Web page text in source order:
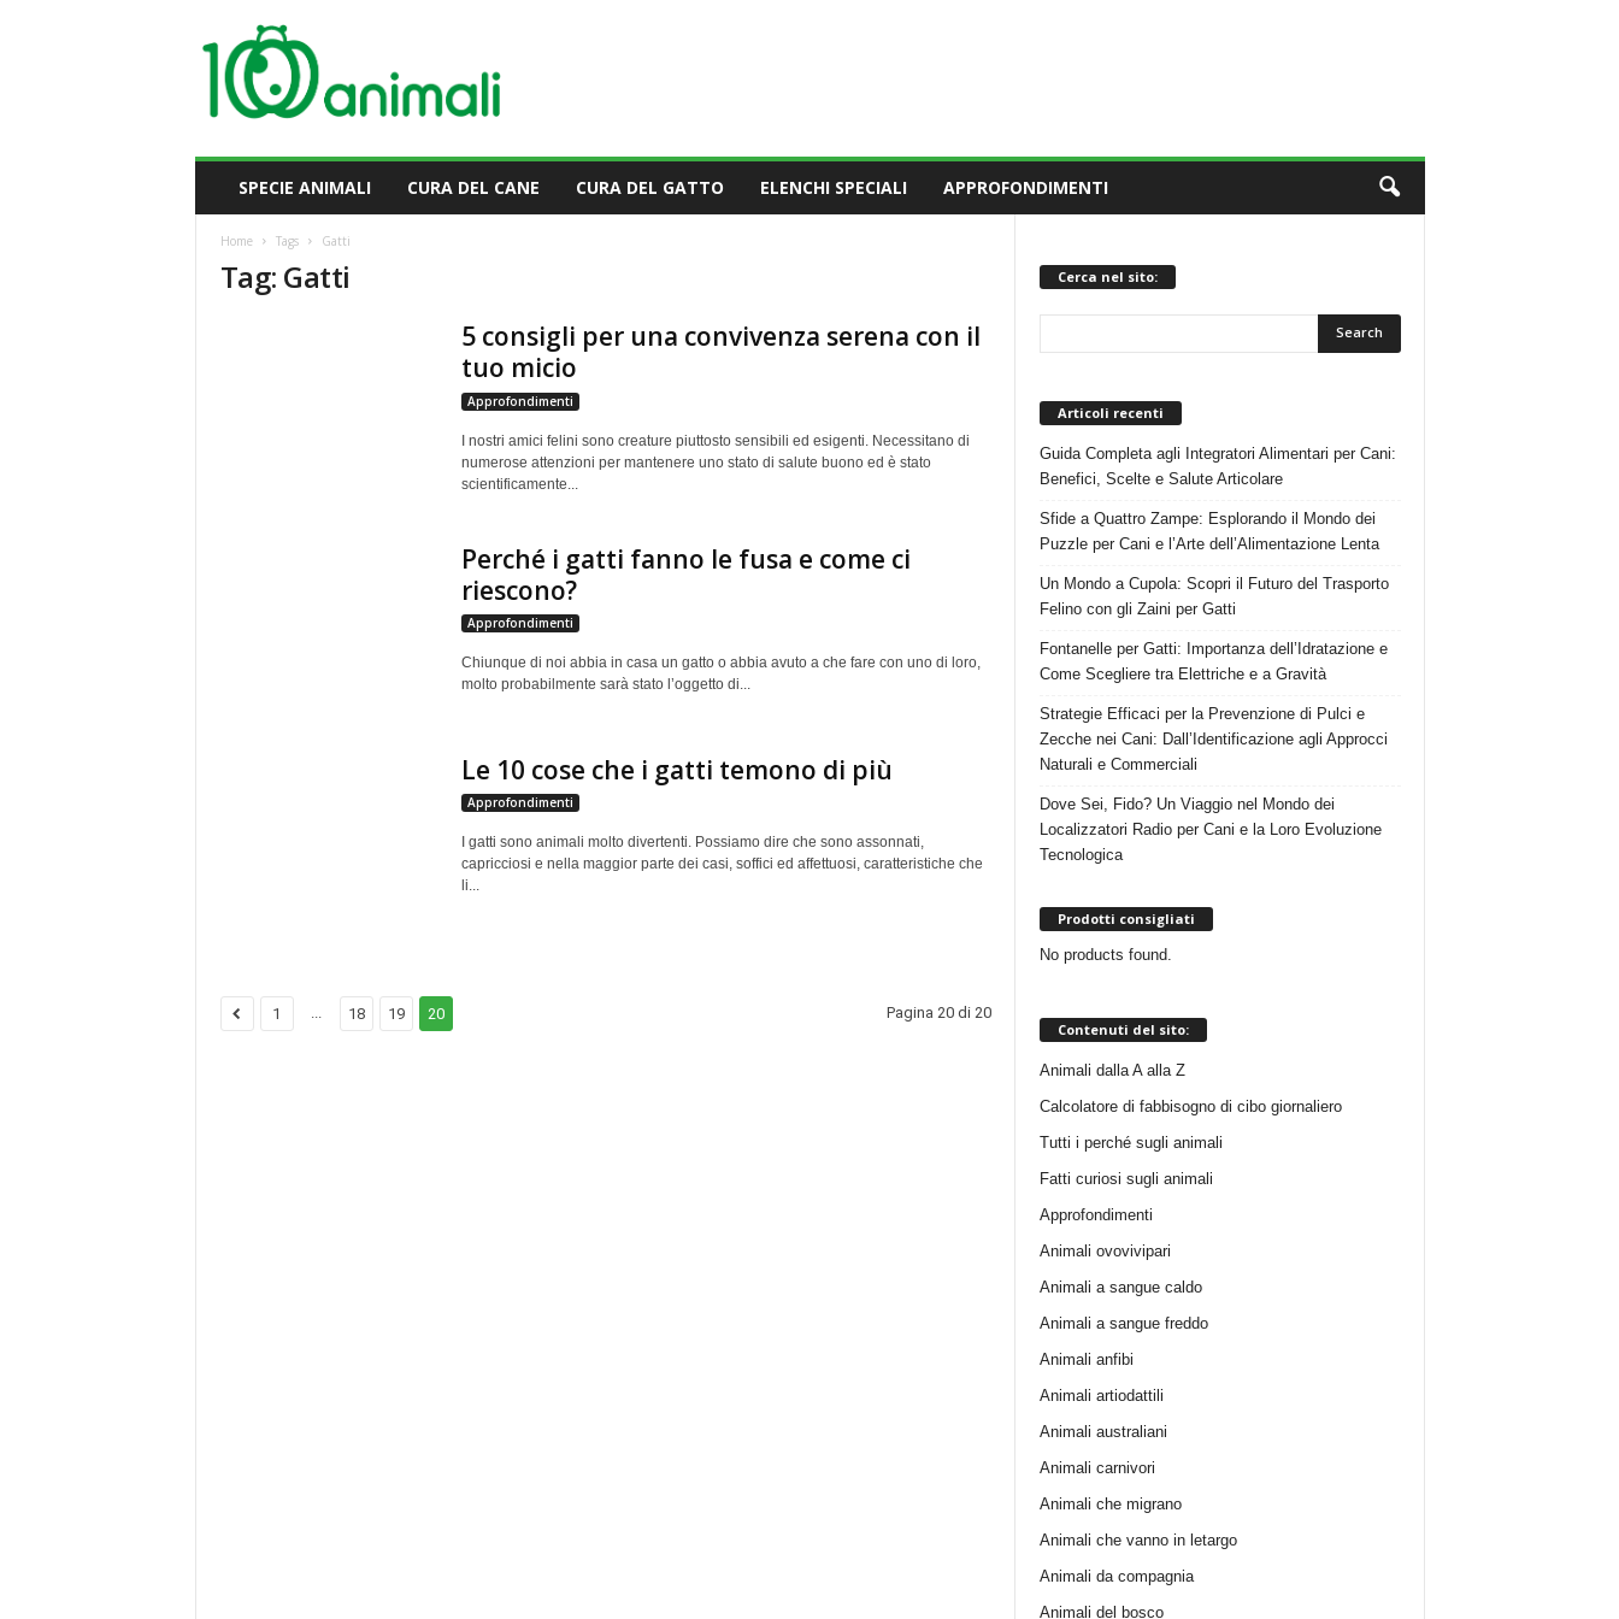
SPECIE ANIMALI CURA DEL CANE CURA DEL GATTO ELENCHI SPECIALI APPROFONDIMENTI
Home Tags Gatti
Tag: Gatti
5 consigli per una convivenza serena con il
tuo micio
Approfondimenti
I nostri amici felini sono creature piuttosto sensibili ed esigenti. Necessitano di
numerose attenzioni per mantenere uno stato di salute buono ed è stato
scientificamente...
Perché i gatti fanno le fusa e come ci
riescono?
Approfondimenti
Chiunque di noi abbia in casa un gatto o abbia avuto a che fare con uno di loro,
molto probabilmente sarà stato l’oggetto di...
Le 10 cose che i gatti temono di più
Approfondimenti
I gatti sono animali molto divertenti. Possiamo dire che sono assonnati,
capricciosi e nella maggior parte dei casi, soffici ed affettuosi, caratteristiche che
li...
1 18 19 20 Pagina 20 di 20
Cerca nel sito:
Articoli recenti
Guida Completa agli Integratori Alimentari per Cani:
Benefici, Scelte e Salute Articolare
Sfide a Quattro Zampe: Esplorando il Mondo dei
Puzzle per Cani e l’Arte dell’Alimentazione Lenta
Un Mondo a Cupola: Scopri il Futuro del Trasporto
Felino con gli Zaini per Gatti
Fontanelle per Gatti: Importanza dell’Idratazione e
Come Scegliere tra Elettriche e a Gravità
Strategie Efficaci per la Prevenzione di Pulci e
Zecche nei Cani: Dall’Identificazione agli Approcci
Naturali e Commerciali
Dove Sei, Fido? Un Viaggio nel Mondo dei
Localizzatori Radio per Cani e la Loro Evoluzione
Tecnologica
Prodotti consigliati
No products found.
Contenuti del sito:
Animali dalla A alla Z
Calcolatore di fabbisogno di cibo giornaliero
Tutti i perché sugli animali
Fatti curiosi sugli animali
Approfondimenti
Animali ovovivipari
Animali a sangue caldo
Animali a sangue freddo
Animali anfibi
Animali artiodattili
Animali australiani
Animali carnivori
Animali che migrano
Animali che vanno in letargo
Animali da compagnia
Animali del bosco